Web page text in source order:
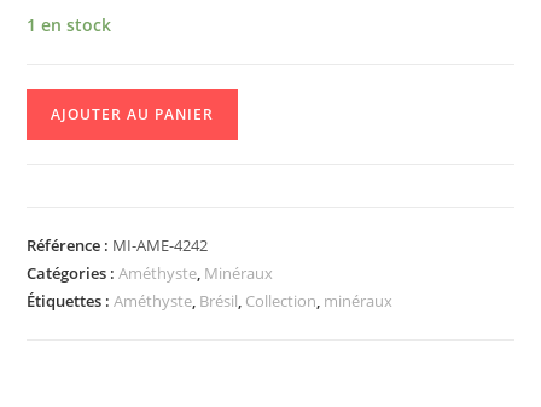
1 en stock
AJOUTER AU PANIER
Référence : MI-AME-4242
Catégories :Améthyste, Minéraux
Étiquettes :Améthyste, Brésil, Collection, minéraux